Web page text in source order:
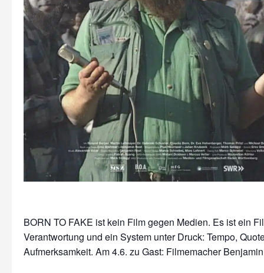
BORN TO FAKE ist kein Film gegen Medien. Es ist ein
Verantwortung und ein System unter Druck: Tempo,
Aufmerksamkeit. Am 4.6. zu Gast: Filmemacher